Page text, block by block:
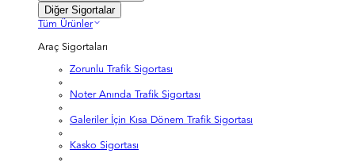
Diğer Sigortalar
Tüm Ürünler
Araç Sigortaları
Zorunlu Trafik Sigortası
Noter Anında Trafik Sigortası
Galeriler İçin Kısa Dönem Trafik Sigortası
Kasko Sigortası